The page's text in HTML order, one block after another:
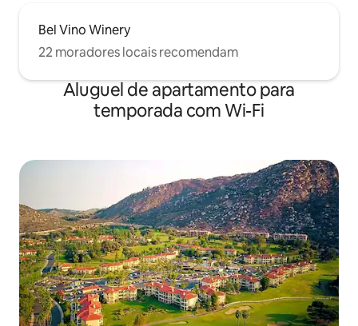
Bel Vino Winery
22 moradores locais recomendam
Aluguel de apartamento para
temporada com Wi-Fi